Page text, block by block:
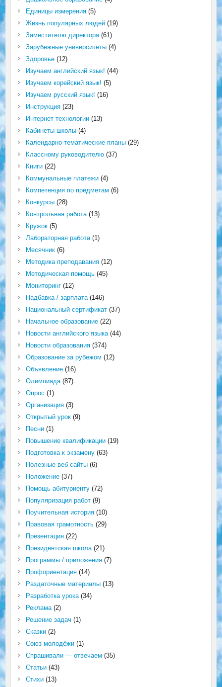
Единицы измерения(5)
Жизнь популярных людей(19)
Заместителю директора(61)
Зарубежные университеты(4)
Здоровье(12)
Изучаем английский язык! (44)
Изучаем корейский язык! (5)
Изучаем русский язык! (16)
Инструкция(23)
Интернет технологии(13)
Кабинеты школы(4)
Календарно-тематические планы(29)
Классному руководителю(37)
Книги(22)
Коммунальные платежи(4)
Компетенция по предметам (6)
Конкурсы(28)
Контрольная работа(13)
Кружок(5)
Лабораторная работа(1)
Месячник(6)
Методика преподавания(12)
Методическая помощь(45)
Мониторинг(12)
Надбавка / зарплата(146)
Национальный сертификат(37)
Начальное образование(22)
Новости английского языка(44)
Новости образования(374)
Образование за рубежом (12)
Объявление(16)
Олимпиада(87)
Опрос (1)
Организация(3)
Открытый урок(9)
Песни(1)
Повышение квалификации(19)
Подготовка к экзамену(63)
Полезные веб сайты(6)
Положение(37)
Помощь абитуриенту(72)
Популяризация работ(9)
Поучительная история(10)
Правовая грамотность(29)
Презентация(22)
Президентская школа(21)
Программы / приложения(7)
Профориентация(14)
Раздаточные материалы(13)
Разработка урока(34)
Реклама(2)
Решение задач (1)
Сказки(2)
Союз молодёжи(1)
Спрашивали — отвечаем (35)
Статьи(43)
Стихи(13)